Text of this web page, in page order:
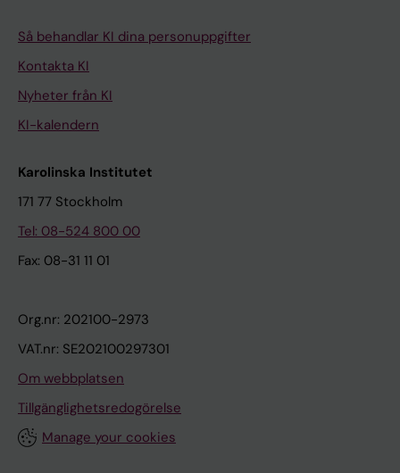
Så behandlar KI dina personuppgifter
Kontakta KI
Nyheter från KI
KI-kalendern
Karolinska Institutet
171 77 Stockholm
Tel: 08-524 800 00
Fax: 08-31 11 01
Org.nr: 202100-2973
VAT.nr: SE202100297301
Om webbplatsen
Tillgänglighetsredogörelse
Manage your cookies